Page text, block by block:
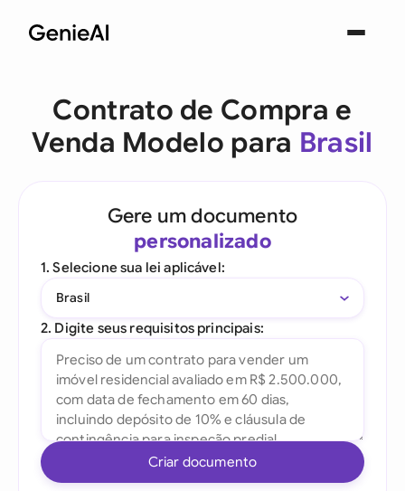
Contrato de Compra e
Venda Modelo para Brasil
Gere um documento
personalizado
1. Selecione sua lei aplicável:
Brasil
2. Digite seus requisitos principais:
Criar documento